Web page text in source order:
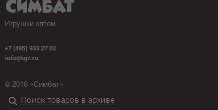
Игрушки оптом
+7 (495) 933 27 02
info@igr.ru
© 2018 «Симбат»